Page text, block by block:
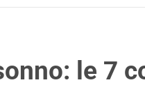
le 7